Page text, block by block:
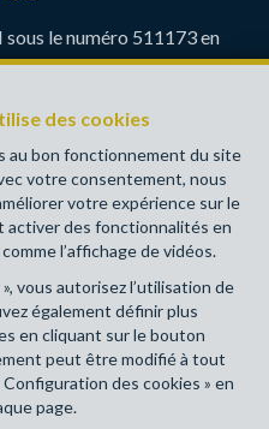
des cookies
au bon fonctionnement du site
votre consentement, nous
votre expérience sur le
activer des fonctionnalités en
l’affichage de vidéos.
vous autorisez l’utilisation de
également définir plus
en cliquant sur le bouton
peut être modifié à tout
des cookies » en
page.
le numéro 511173 en
Institut professionnel des
- Soumis au
de l’ IPI
via AXA Belgium SA,
– police n° 730390160.
réalisées en Belgique